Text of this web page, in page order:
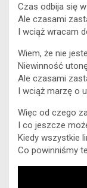
Czas odbija się
Ale czasami
I wciąż wracam
Wiem, że nie
Niewinność
Ale czasami
I wciąż marzę o
Więc od czego
I co jeszcze
Kiedy wszystkie
Co powinniśmy